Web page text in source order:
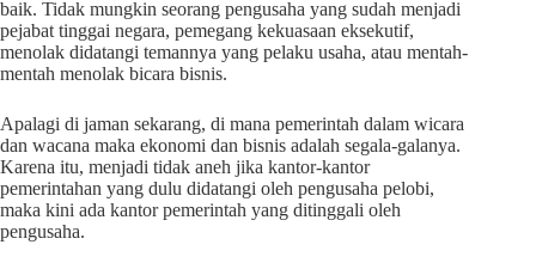
baik. Tidak mungkin seorang pengusaha yang sudah menjadi
pejabat tinggai negara, pemegang kekuasaan eksekutif,
menolak didatangi temannya yang pelaku usaha, atau mentah-
mentah menolak bicara bisnis.
Apalagi di jaman sekarang, di mana pemerintah dalam wicara
dan wacana maka ekonomi dan bisnis adalah segala-galanya.
Karena itu, menjadi tidak aneh jika kantor-kantor
pemerintahan yang dulu didatangi oleh pengusaha pelobi,
maka kini ada kantor pemerintah yang ditinggali oleh
pengusaha.